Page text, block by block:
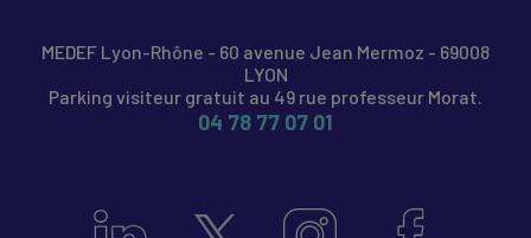
MEDEF Lyon-Rhône - 60 avenue Jean Mermoz - 69008
LYON
Parking visiteur gratuit au 49 rue professeur Morat.
04 78 77 07 01